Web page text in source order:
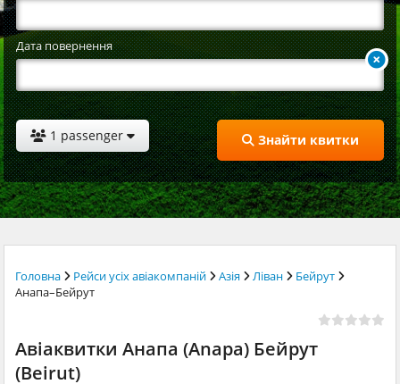
Дата повернення
1 passenger Знайти квитки
Головна Рейси усіх авіакомпаній Азія Ліван
Бейрут
Анапа–Бейрут
Авіаквитки Анапа (Anapa) Бейрут
(Beirut)